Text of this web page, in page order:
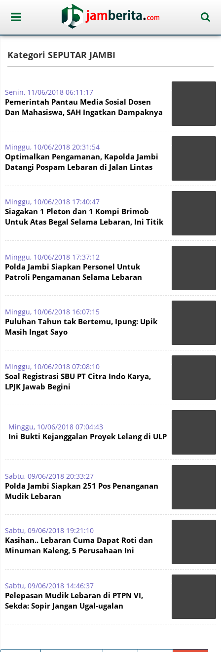
Kategori SEPUTAR JAMBI
Senin, 11/06/2018 06:11:17
Pemerintah Pantau Media Sosial Dosen
Dan Mahasiswa, SAH Ingatkan Dampaknya
Minggu, 10/06/2018 20:31:54
Optimalkan Pengamanan, Kapolda Jambi
Datangi Pospam Lebaran di Jalan Lintas
Minggu, 10/06/2018 17:40:47
Siagakan 1 Pleton dan 1 Kompi Brimob
Untuk Atas Begal Selama Lebaran, Ini Titik
Minggu, 10/06/2018 17:37:12
Polda Jambi Siapkan Personel Untuk
Patroli Pengamanan Selama Lebaran
Minggu, 10/06/2018 16:07:15
Puluhan Tahun tak Bertemu, Ipung: Upik
Masih Ingat Sayo
Minggu, 10/06/2018 07:08:10
Soal Registrasi SBU PT Citra Indo Karya,
LPJK Jawab Begini
Minggu, 10/06/2018 07:04:43
Ini Bukti Kejanggalan Proyek Lelang di ULP
Sabtu, 09/06/2018 20:33:27
Polda Jambi Siapkan 251 Pos Penanganan
Mudik Lebaran
Sabtu, 09/06/2018 19:21:10
Kasihan.. Lebaran Cuma Dapat Roti dan
Minuman Kaleng, 5 Perusahaan Ini
Sabtu, 09/06/2018 14:46:37
Pelepasan Mudik Lebaran di PTPN VI,
Sekda: Sopir Jangan Ugal-ugalan